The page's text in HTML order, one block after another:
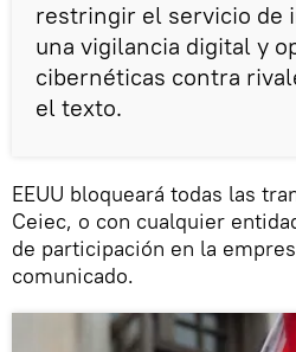
restringir el servicio de
una vigilancia digital y
cibernéticas contra
el texto.
EEUU bloqueará todas las
Ceiec, o con cualquier
de participación en la
comunicado.